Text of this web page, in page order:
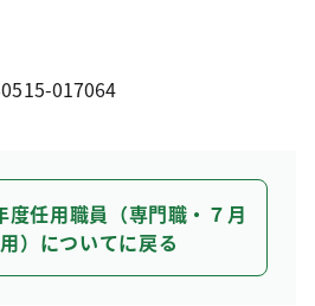
017064
度任用職員（専門職・７月
）についてに戻る